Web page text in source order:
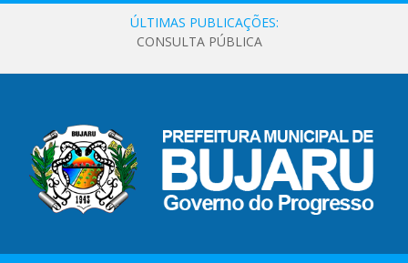
ÚLTIMAS PUBLICAÇÕES:
CONSULTA PÚBLICA